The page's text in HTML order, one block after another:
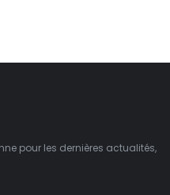
pour les dernières actualités,